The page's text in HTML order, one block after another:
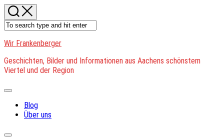
Skip
to
content
Wir Frankenberger
Geschichten, Bilder und Informationen aus Aachens schönstem
Viertel und der Region
Expand
Blog
Über uns